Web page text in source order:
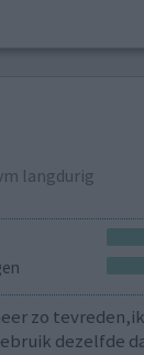
langdurig
zo
dezelfde